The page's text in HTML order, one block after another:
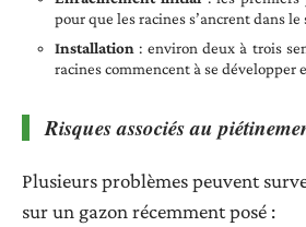
pour que les racines s’ancrent dans le
Installation : environ deux à trois
racines commencent à se développer
Risques associés au
Plusieurs problèmes peuvent
sur un gazon récemment posé :